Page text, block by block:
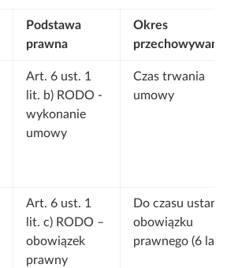
Podstawa
prawna
Okres
przechowywania
Art. 6 ust. 1
lit. b) RODO -
wykonanie
umowy
Czas trwania
umowy
Art. 6 ust. 1
lit. c) RODO –
obowiązek
prawny
Do czasu ustania
obowiązku
prawnego (6 lat)